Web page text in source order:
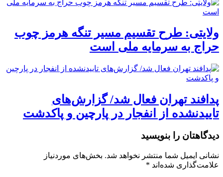
ولایتی: طرح تقسیم مسیر تنگه هرمز چوب
حراج به سرمایه ملی است
پدافند تهران فعال شد/ گزارش‌های
تاییدنشده از انفجار در پارچین و پاکدشت
دیدگاهتان را بنویسید
نشانی ایمیل شما منتشر نخواهد شد. بخش‌های موردنیاز
علامت‌گذاری شده‌اند *